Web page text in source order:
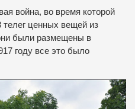
война, во время которой
телег ценных вещей из
были размещены в
году все это было